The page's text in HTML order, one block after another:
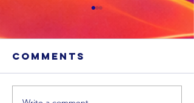
Comments